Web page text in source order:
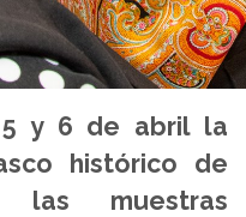
5 y 6 de abril la
histórico de
las muestras